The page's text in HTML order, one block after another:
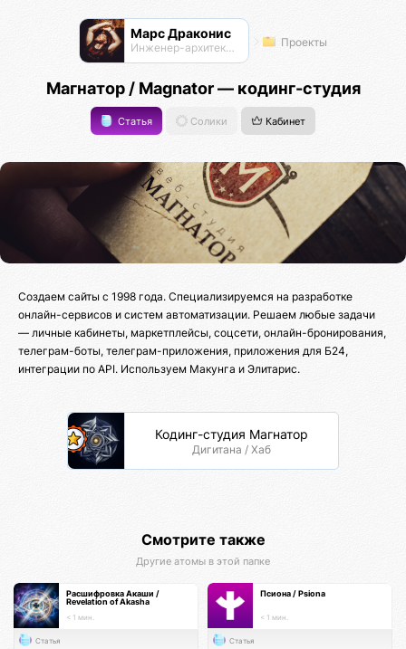
Марс Драконис
Инженер-архитектор Проекты
Магнатор / Magnator — кодинг-студия
Статья Солики Кабинет
Создаем сайты с 1998 года. Специализируемся на разработке
онлайн-сервисов и систем автоматизации. Решаем любые задачи
— личные кабинеты, маркетплейсы, соцсети, онлайн-бронирования,
телеграм-боты, телеграм-приложения, приложения для Б24,
интеграции по API. Используем Макунга и Элитарис.
Кодинг-студия Магнатор
Дигитана / Хаб
Смотрите также
Другие атомы в этой папке
Расшифровка Акаши /
Revelation of Akasha
< 1 мин.
Статья
Псиона / Psiona
< 1 мин.
Статья